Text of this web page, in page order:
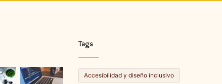
Tags
Accesibilidad y diseño inclusivo